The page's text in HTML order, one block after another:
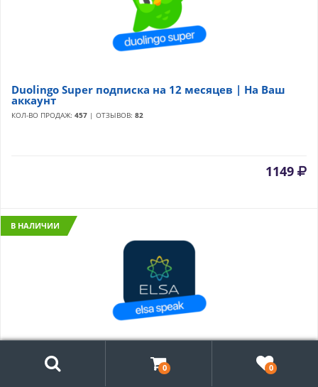
Duolingo Super подписка на 12 месяцев | На Ваш
аккаунт
КОЛ-ВО ПРОДАЖ: 457 | ОТЗЫВОВ: 82
1149
В НАЛИЧИИ
🎓ELSA Speak Premium AI | 3/12 мес. на Ваш аккаунт
КОЛ-ВО ПРОДАЖ:
0 0